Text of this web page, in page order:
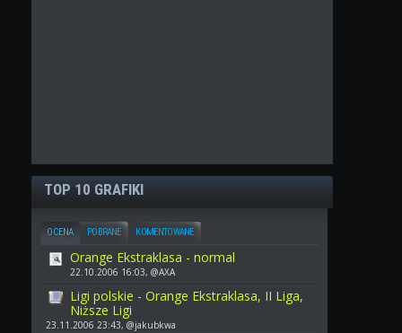
TOP 10 GRAFIKI
OCENA POBRANE KOMENTOWANE
Orange Ekstraklasa - normal
22.10.2006 16:03, @AXA
Ligi polskie - Orange Ekstraklasa, II Liga,
Niższe Ligi
23.11.2006 23:43, @jakubkwa